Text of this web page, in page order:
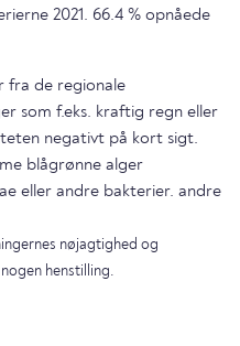
2021. 66.4 % opnåede
fra de regionale
som f.eks. kraftig regn eller
negativt på kort sigt.
blågrønne alger
eller andre bakterier. andre
nøjagtighed og
henstilling.